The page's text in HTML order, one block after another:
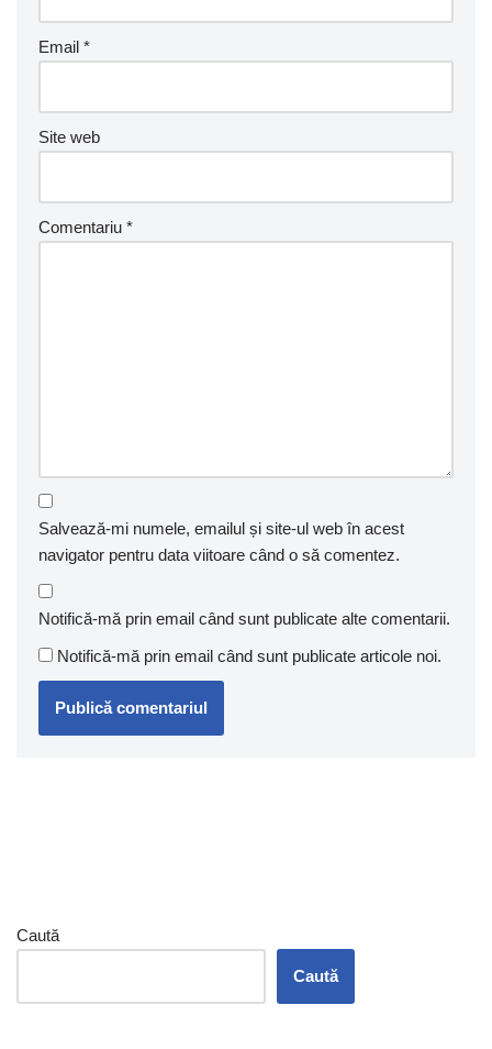
Email *
Site web
Comentariu *
Salvează-mi numele, emailul și site-ul web în acest
navigator pentru data viitoare când o să comentez.
Notifică-mă prin email când sunt publicate alte comentarii.
Notifică-mă prin email când sunt publicate articole noi.
Caută
Caută